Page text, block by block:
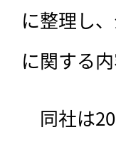
に整理し
に関する
同社は